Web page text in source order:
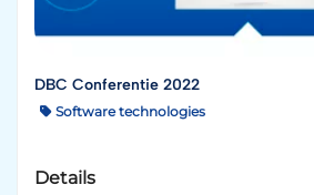
DBC Conferentie 2022
Software technologies
Details